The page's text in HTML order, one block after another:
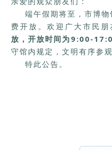
端午假期将至，市博
费开放。欢迎广大市民
放，开放时间为9:00-
守馆内规定，文明有序参
特此公告。